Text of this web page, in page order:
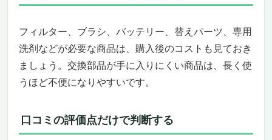
フィルター、ブラシ、バッテリー、替えパーツ、専用
洗剤などが必要な商品は、購入後のコストも見ておき
ましょう。交換部品が手に入りにくい商品は、長く使
うほど不便になりやすいです。
口コミの評価点だけで判断する